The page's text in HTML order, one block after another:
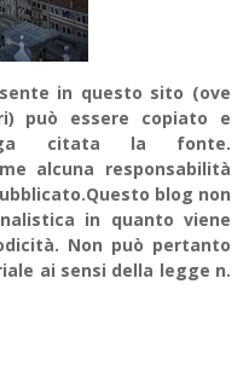
in questo sito (ove
può essere copiato e
citata la fonte.
alcuna responsabilità
blog non
in quanto viene
Non può pertanto
ai sensi della legge n.